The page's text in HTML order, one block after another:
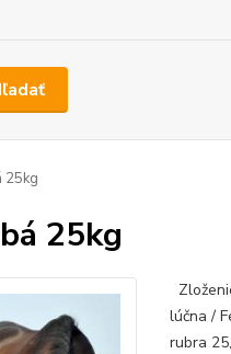
25kg
25kg
lúčna /
rubra